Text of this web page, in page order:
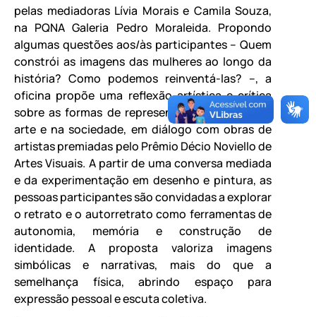
pelas mediadoras Lívia Morais e Camila Souza,
na PQNA Galeria Pedro Moraleida. Propondo
algumas questões aos/às participantes – Quem
constrói as imagens das mulheres ao longo da
história? Como podemos reinventá-las? –, a
oficina propõe uma reflexão artística e crítica
sobre as formas de representação feminina na
arte e na sociedade, em diálogo com obras de
artistas premiadas pelo Prêmio Décio Noviello de
Artes Visuais. A partir de uma conversa mediada
e da experimentação em desenho e pintura, as
pessoas participantes são convidadas a explorar
o retrato e o autorretrato como ferramentas de
autonomia, memória e construção de
identidade. A proposta valoriza imagens
simbólicas e narrativas, mais do que a
semelhança física, abrindo espaço para
expressão pessoal e escuta coletiva.